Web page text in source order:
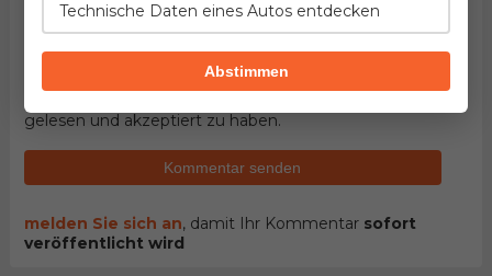
HINWEIS: Pflichtfelder sind mit dem Stern (
gekennzeichnet. Mit dem Versenden des Kommentars
gelesen und akzeptiert zu haben.
Kommentar senden
melden Sie sich an, damit Ihr Kommentar sofort
veröffentlicht wird
Technische Daten eines Autos entdecken
Abstimmen